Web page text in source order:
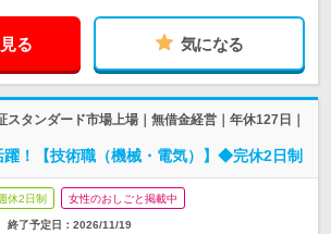
る 気になる
スタンダード市場上場｜無借金経営｜年休127日｜
躍！【技術職（機械・電気）】◆完休2日制
休2日制 女性のおしごと掲載中
終了予定日： 2026/11/19